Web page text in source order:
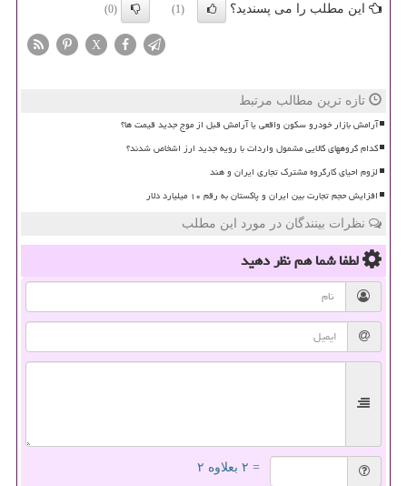
این مطلب را می پسندید؟ (1)
(0)
X
تازه ترین مطالب مرتبط
آرامش بازار خودرو سکون واقعی یا آرامش قبل از موج جدید قیمت ها؟
کدام گروههای کالایی مشمول واردات با رویه جدید ارز اشخاص شدند؟
لزوم احیای کارگروه مشترک تجاری ایران و هند
افزایش حجم تجارت بین ایران و پاکستان به رقم ۱۰ میلیارد دلار
نظرات بینندگان در مورد این مطلب
لطفا شما همنظر دهید
= ۲ بعلاوه ۲